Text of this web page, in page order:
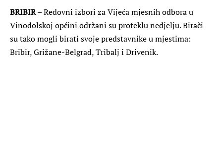
BRIBIR– Redovni izbori za Vijeća mjesnih odbora u
Vinodolskoj općini održani su proteklu nedjelju. Birači
su tako mogli birati svoje predstavnike u mjestima:
Bribir, Grižane-Belgrad, Tribalj i Drivenik.